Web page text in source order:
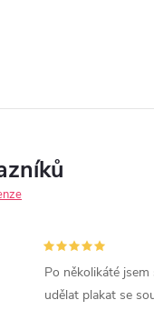
Po několikáté
udělat plakat se